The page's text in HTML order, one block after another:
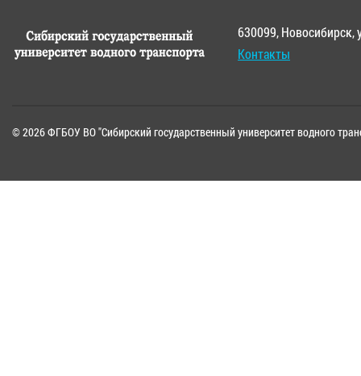
630099, Новосибирск,
Контакты
© 2026 ФГБОУ ВО "Сибирский государственный университет водного